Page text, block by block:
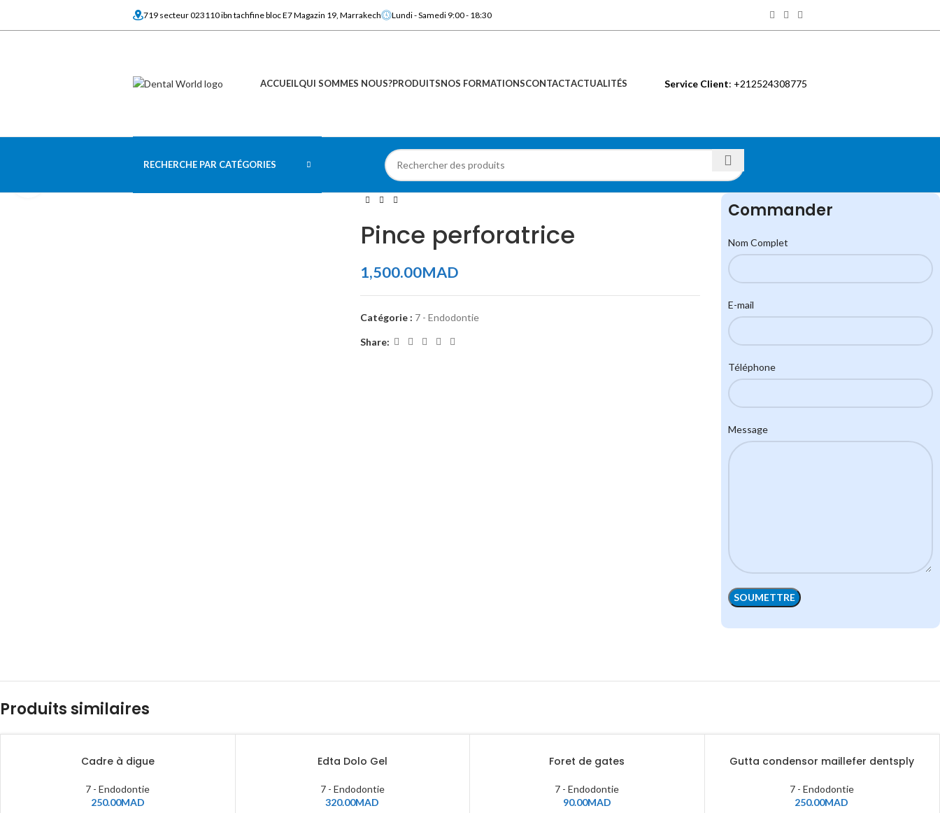
719 secteur 023110 ibn tachfine bloc E7 Magazin 19, Marrakech Lundi - Samedi 9:00 - 18:30
ACCUEILQUI SOMMES NOUS?PRODUITSNOS FORMATIONSCONTACTACTUALITÉS Service Client: +212524308775
RECHERCHE PAR CATÉGORIES
Pince perforatrice
1,500.00MAD
Catégorie : 7 - Endodontie
Share:
Commander
Nom Complet
E-mail
Téléphone
Message
Produits similaires
Cadre à digue
7 - Endodontie
250.00MAD
Edta Dolo Gel
7 - Endodontie
320.00MAD
Foret de gates
7 - Endodontie
90.00MAD
Gutta condensor maillefer dentsply
7 - Endodontie
250.00MAD